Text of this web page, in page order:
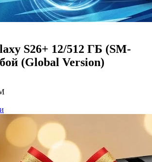
S26+ 12/512 ГБ (SM-
(Global Version)